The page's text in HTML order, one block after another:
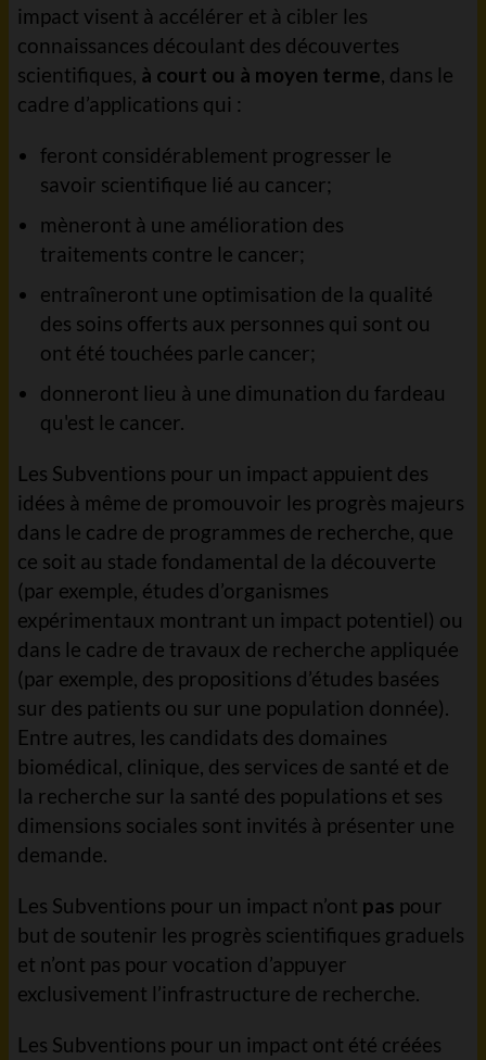
impact visent à accélérer et à cibler les
connaissances découlant des découvertes
scientifiques, à court ou à moyen terme, dans le
cadre d’applications qui :
feront considérablement progresser le
savoir scientifique lié au cancer;
mèneront à une amélioration des
traitements contre le cancer;
entraîneront une optimisation de la qualité
des soins offerts aux personnes qui sont ou
ont été touchées parle cancer;
donneront lieu à une dimunation du fardeau
qu'est le cancer.
Les Subventions pour un impact appuient des
idées à même de promouvoir les progrès majeurs
dans le cadre de programmes de recherche, que
ce soit au stade fondamental de la découverte
(par exemple, études d’organismes
expérimentaux montrant un impact potentiel) ou
dans le cadre de travaux de recherche appliquée
(par exemple, des propositions d’études basées
sur des patients ou sur une population donnée).
Entre autres, les candidats des domaines
biomédical, clinique, des services de santé et de
la recherche sur la santé des populations et ses
dimensions sociales sont invités à présenter une
demande.
Les Subventions pour un impact n’ont pas pour
but de soutenir les progrès scientifiques graduels
et n’ont pas pour vocation d’appuyer
exclusivement l’infrastructure de recherche.
Les Subventions pour un impact ont été créées